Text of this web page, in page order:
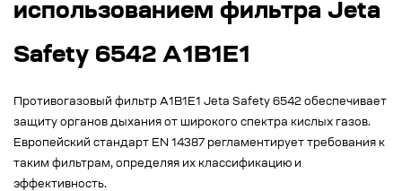
использованием фильтра Jeta
Safety 6542 A1B1E1
Противогазовый фильтр A1B1E1 Jeta Safety 6542 обеспечивает
защиту органов дыхания от широкого спектра кислых газов.
Европейский стандарт EN 14387 регламентирует требования к
таким фильтрам, определяя их классификацию и
эффективность.